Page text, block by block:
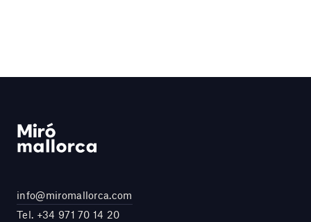
info@miromallorca.com
Tel. +34 971 70 14 20